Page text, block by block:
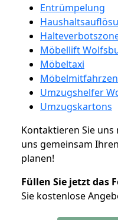
Entrümpelung
Möbellift
Möbeltaxi
Umzugshelfer
Umzugskartons
Kontaktieren Sie uns
uns gemeinsam
planen!
Füllen Sie jetzt das
Sie kostenlose